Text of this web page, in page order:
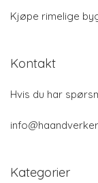
Kjøpe rimelige
Kontakt
Hvis du har
Kategorier